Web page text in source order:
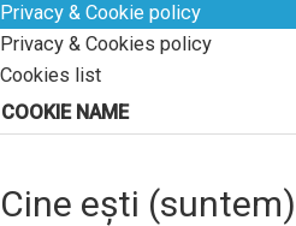
Privacy & Cookie policy
Privacy & Cookies policy
Cookies list
COOKIE NAME
Cine ești (suntem)